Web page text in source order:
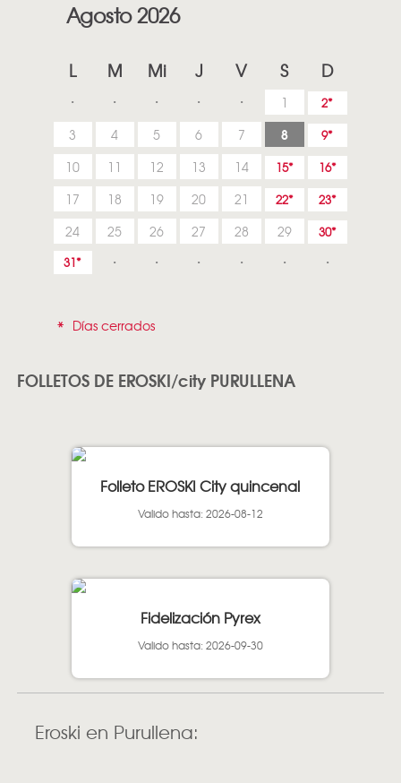
Agosto 2026
L M Mi J V S D
1 2
3 4 5 6 7 8 9
10 11 12 13 14 15 16
17 18 19 20 21 22 23
24 25 26 27 28 29
30
31
* Días cerrados
FOLLETOS DE EROSKI/city PURULLENA
Folleto EROSKI City quincenal
Valido hasta: 2026-08-12
Fidelización Pyrex
Valido hasta: 2026-09-30
Eroski en Purullena: